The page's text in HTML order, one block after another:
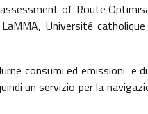
of Route
Université
consumi ed emissioni e
un servizio per la